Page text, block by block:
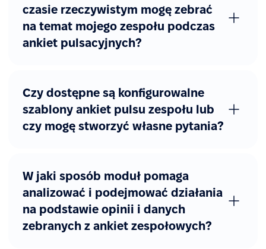
czasie rzeczywistym mogę zebrać
na temat mojego zespołu podczas
ankiet pulsacyjnych?
Czy dostępne są konfigurowalne
szablony ankiet pulsu zespołu lub
czy mogę stworzyć własne pytania?
W jaki sposób moduł pomaga
analizować i podejmować działania
na podstawie opinii i danych
zebranych z ankiet zespołowych?